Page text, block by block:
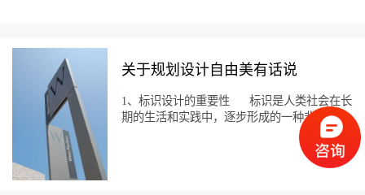
关于规划设计自由美有话说
1、标识设计的重要性 标识是人类社会在长
期的生活和实践中，逐步形成的一种非语言传
达而以视觉图形及文字传达信息的象征符号，
籍以为公众提供区别、辨认彼此事物，起到示
意、指示、识别、警告，甚至命令的作用，标